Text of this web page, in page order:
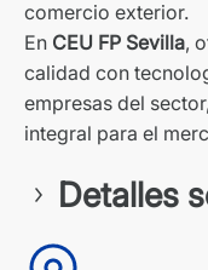
comercio exterior.
En CEU FP Sevilla,
calidad con
empresas del
integral para el
Detalles